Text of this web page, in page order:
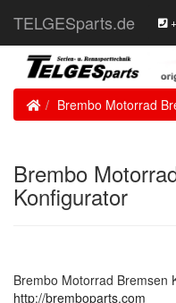
TELGESparts.de
HomeBrembo Motorrad
Brembo
Konfigurator
Brembo Motorrad Bremsen
http://bremboparts.com